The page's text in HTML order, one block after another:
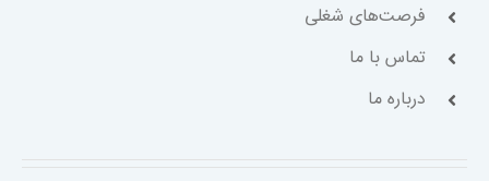
فرصت‌های شغلی
تماس با ما
درباره ما